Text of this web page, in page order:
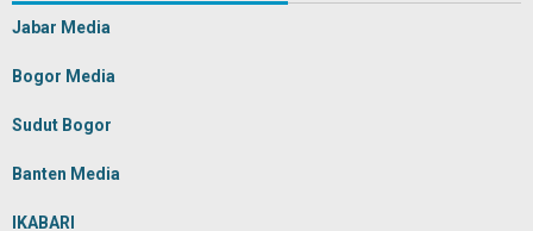
Jabar Media
Bogor Media
Sudut Bogor
Banten Media
IKABARI